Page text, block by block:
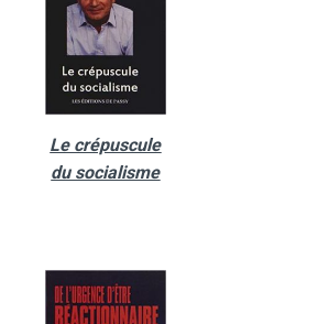
Le crépuscule
du socialisme